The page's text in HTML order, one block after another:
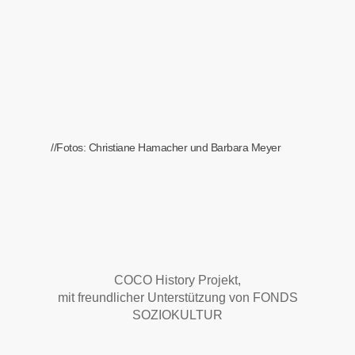
//Fotos: Christiane Hamacher und Barbara Meyer
COCO History Projekt,
mit freundlicher Unterstützung von FONDS
SOZIOKULTUR